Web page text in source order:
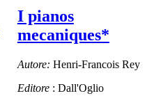
I pianos
mecaniques*
Autore: Henri-Francois Rey
Editore: Dall'Oglio